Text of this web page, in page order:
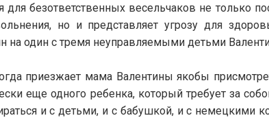
для безответственных весельчаков не только
но и представляет угрозу для
на один с тремя неуправляемыми детьми
приезжает мама Валентины якобы
еще одного ребенка, который требует за
и с детьми, и с бабушкой, и с немецкими